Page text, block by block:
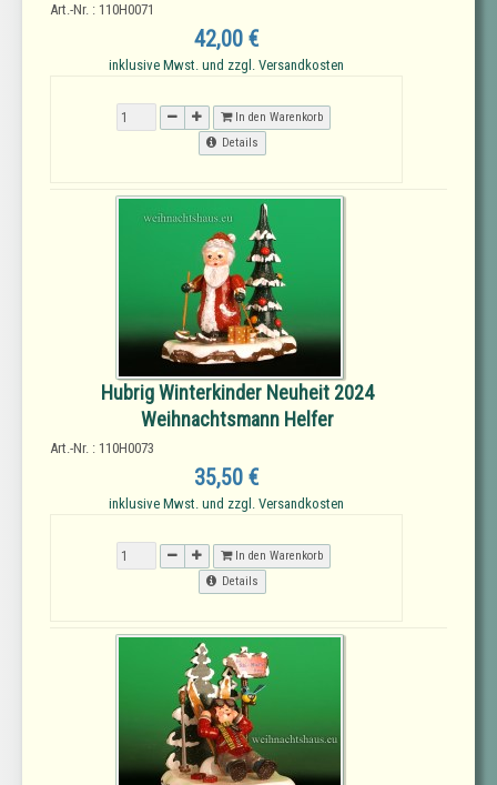
Art.-Nr. : 110H0071
42,00 €
inklusive Mwst. und zzgl. Versandkosten
In den Warenkorb
Details
Hubrig Winterkinder Neuheit 2024
Weihnachtsmann Helfer
Art.-Nr. : 110H0073
35,50 €
inklusive Mwst. und zzgl. Versandkosten
In den Warenkorb
Details